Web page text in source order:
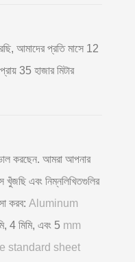
আমাদের প্রতি মাসে 12
35 হাজার মিটার
করছেন. আমরা আপনার
খুঁজছি এবং নিম্নলিখিতগুলির
করব: Aluminum
4 মিমি, এবং 5 mm
standard sheet